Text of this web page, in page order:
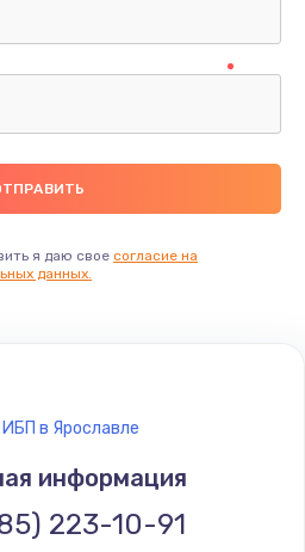
я даю свое согласие на
данных.
в Ярославле
информация
223-10-91